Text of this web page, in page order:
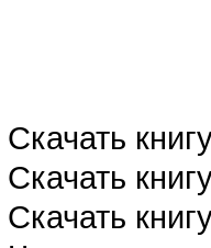
Скачать
Скачать
Скачать